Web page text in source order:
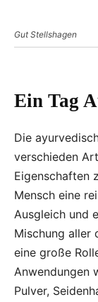
Gut Stellshagen
Ein Tag
Die
verschieden
Eigenschaften
Mensch eine
Ausgleich und
Mischung aller
eine große
Anwendungen
Pulver,